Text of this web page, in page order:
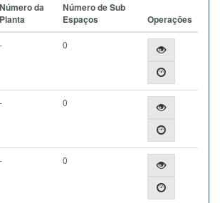
Número da
Planta
Número de Sub
Espaços
Operações
- 0
- 0
- 0